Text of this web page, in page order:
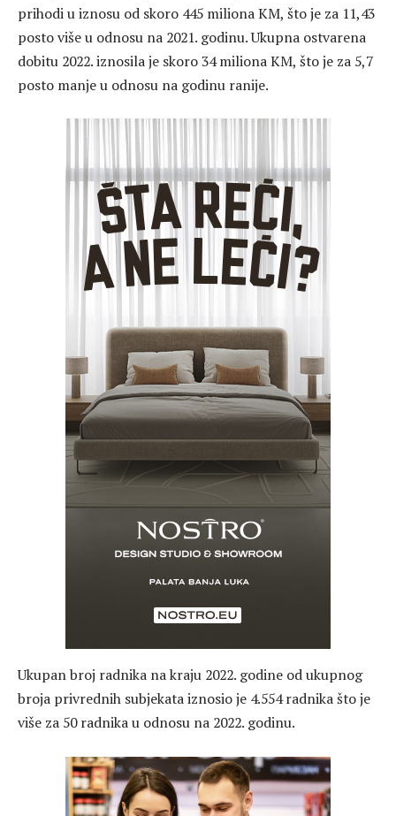
prihodi u iznosu od skoro 445 miliona KM, što je za 11,43
posto više u odnosu na 2021. godinu. Ukupna ostvarena
dobitu 2022. iznosila je skoro 34 miliona KM, što je za 5,7
posto manje u odnosu na godinu ranije.
Ukupan broj radnika na kraju 2022. godine od ukupnog
broja privrednih subjekata iznosio je 4.554 radnika što je
više za 50 radnika u odnosu na 2022. godinu.